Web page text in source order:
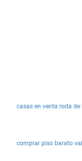
casas en venta roda de
comprar piso barato